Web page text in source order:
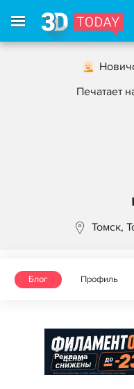
Печатает
Томск,
Блог Профиль
Реклама